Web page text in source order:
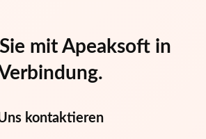
mit Apeaksoft in
kontaktieren